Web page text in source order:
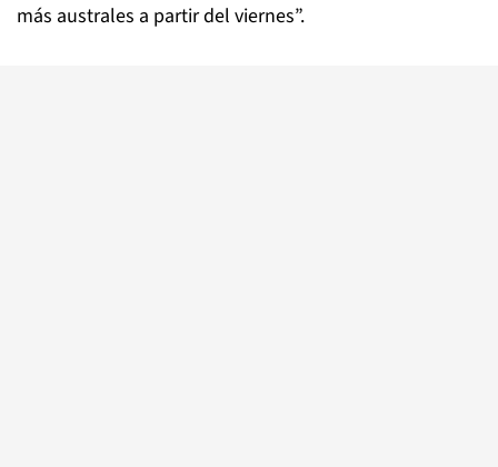
más australes a partir del viernes”.